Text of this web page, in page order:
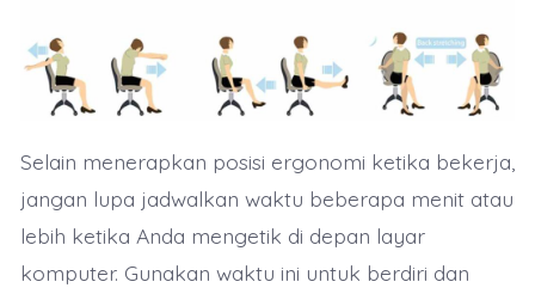
Selain menerapkan posisi ergonomi ketika bekerja,
jangan lupa jadwalkan waktu beberapa menit atau
lebih ketika Anda mengetik di depan layar
komputer. Gunakan waktu ini untuk berdiri dan